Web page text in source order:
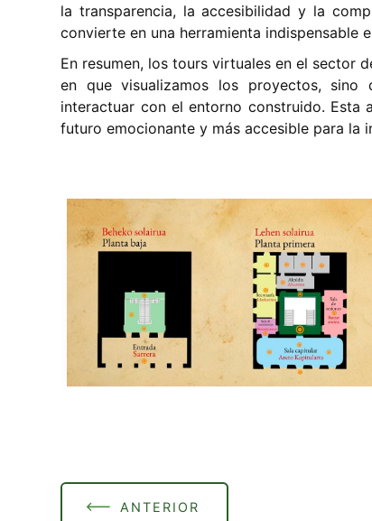
la transparencia, la accesibilidad y la
convierte en una herramienta indispensable
En resumen, los tours virtuales en el sector
en que visualizamos los proyectos, sino
interactuar con el entorno construido. Esta
futuro emocionante y más accesible para la
ANTERIOR